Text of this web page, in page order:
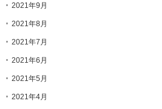
2021年9月
2021年8月
2021年7月
2021年6月
2021年5月
2021年4月